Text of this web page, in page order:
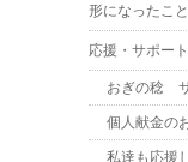
形になったこ
応援・サポート
おぎの稔
個人献金の
私達も応援